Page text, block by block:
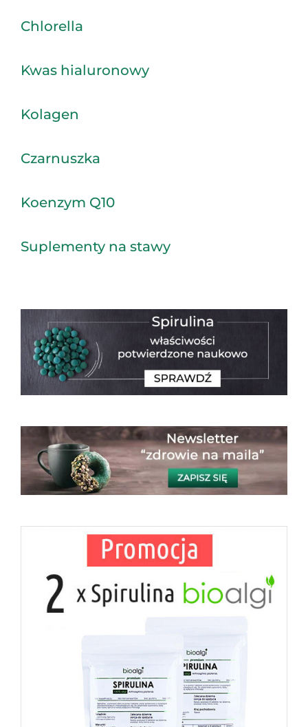
Chlorella
Kwas hialuronowy
Kolagen
Czarnuszka
Koenzym Q10
Suplementy na stawy